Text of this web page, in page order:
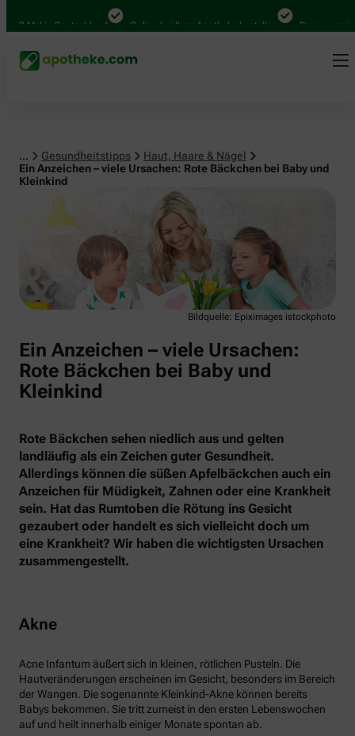
Mal in Deutschland Online bei Ihrer Apotheke bestellen Bequem
... Gesundheitstipps
Haut, Haare & Nägel
Ein Anzeichen – viele Ursachen: Rote Bäckchen bei Baby und
Kleinkind
Haut, Haare & Nägel
Bildquelle: Epiximages istockphoto
Ein Anzeichen – viele Ursachen:
Rote Bäckchen bei Baby und
Kleinkind
Rote Bäckchen sehen niedlich aus und gelten
landläufig als ein Zeichen guter Gesundheit.
Allerdings können die süßen Apfelbäckchen auch ein
Anzeichen für Müdigkeit, Zahnen oder eine Krankheit
sein. Hat das Rumtoben die Rötung ins Gesicht
gezaubert oder handelt es sich vielleicht doch um
eine Krankheit? Wir haben die wichtigsten Ursachen
zusammengestellt.
Akne
Acne Infantum äußert sich in kleinen, rötlichen Pusteln. Die
Hautveränderungen erscheinen im Gesicht, besonders im Bereich
der Wangen. Die sogenannte Kleinkind-Akne können bereits
Babys bekommen. Sie tritt zumeist in den ersten Lebenswochen
auf und heilt innerhalb einiger Monate spontan ab.